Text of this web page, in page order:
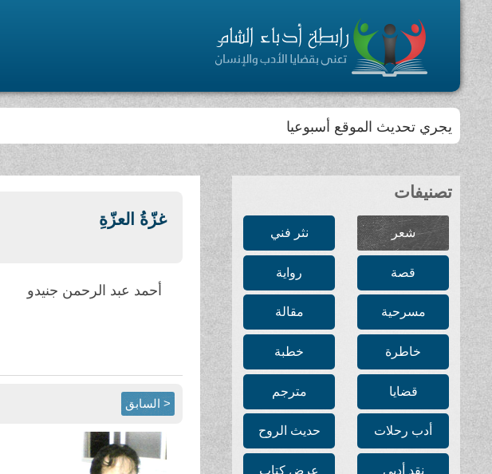
يجري تحديث الموقع أسبوعيا
تصنيفات
شعر نثر فني
قصة رواية
مسرحية مقالة
خاطرة خطبة
قضايا مترجم
أدب رحلات حديث الروح
نقد أدبي عرض كتاب
غزّةُ العزّةِ
أحمد عبد الرحمن جنيدو
< السابق